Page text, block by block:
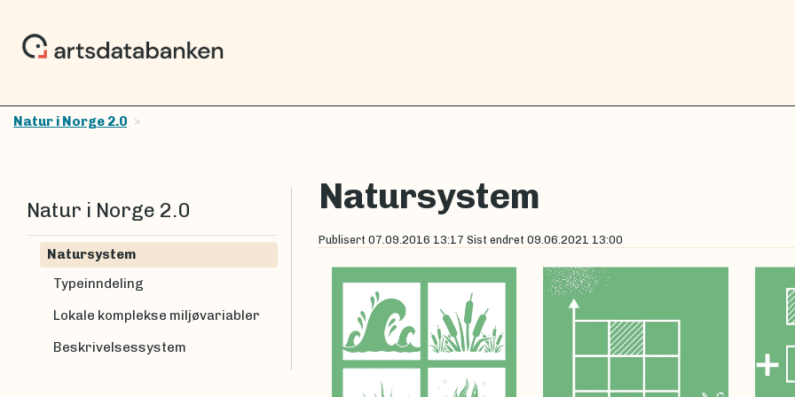
Natur i Norge 2.0
Natursystem
Publisert 07.09.2016 13:17 Sist endret 09.06.2021 13:00
Natur i Norge 2.0
Natursystem
Typeinndeling
Lokale komplekse miljøvariabler
Beskrivelsessystem